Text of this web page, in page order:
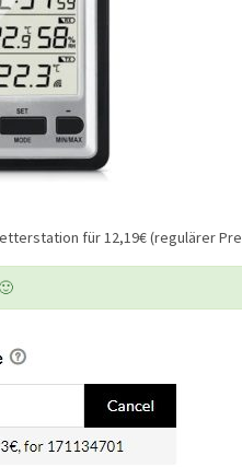
für 12,19€ (regulärer